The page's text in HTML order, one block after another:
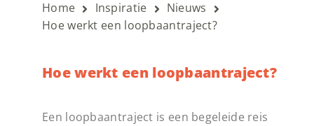
Home Inspiratie
Nieuws
Hoe werkt een loopbaantraject?
Hoe werkt een loopbaantraject?
Een loopbaantraject is een begeleide reis